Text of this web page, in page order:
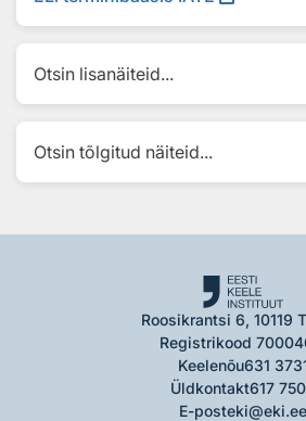
Otsin lisanäiteid...
Otsin tõlgitud näiteid...
Roosikrantsi 6, 10119
Registrikood
Keelenõu631
Üldkontakt617
E-posteki@eki.ee